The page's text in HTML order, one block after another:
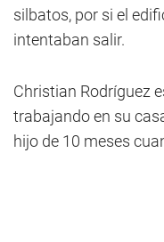
silbatos, por si el
intentaban salir.
Christian Rodríguez
trabajando en su
hijo de 10 meses